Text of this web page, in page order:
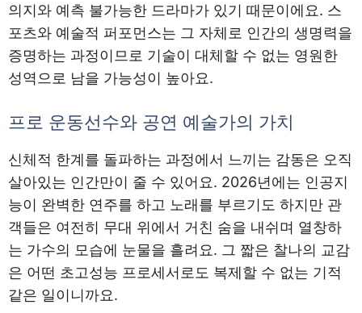
의지와 예측 불가능한 드라마가 있기 때문이에요. 스
포츠와 예술적 퍼포먼스는 그 자체로 인간의 생명력을
증명하는 과정이므로 기술이 대체할 수 없는 영원한
성역으로 남을 가능성이 높아요.
프로 운동선수와 공연 예술가의 가치
신체적 한계를 돌파하는 과정에서 느끼는 감동은 오직
살아있는 인간만이 줄 수 있어요. 2026년에는 인공지
능이 완벽한 연주를 하고 노래를 부르기도 하지만 관
객들은 여전히 무대 위에서 거친 숨을 내쉬며 열창하
는 가수의 모습에 눈물을 흘려요. 그 짧은 찰나의 교감
은 어떤 초고성능 프로세서로도 복제할 수 없는 기적
같은 일이니까요.